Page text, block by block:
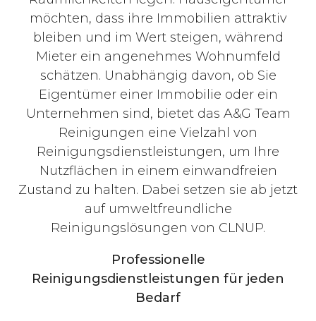
möchten, dass ihre Immobilien attraktiv
bleiben und im Wert steigen, während
Mieter ein angenehmes Wohnumfeld
schätzen. Unabhängig davon, ob Sie
Eigentümer einer Immobilie oder ein
Unternehmen sind, bietet das A&G Team
Reinigungen eine Vielzahl von
Reinigungsdienstleistungen, um Ihre
Nutzflächen in einem einwandfreien
Zustand zu halten. Dabei setzen sie ab jetzt
auf umweltfreundliche
Reinigungslösungen von CLNUP.
Professionelle
Reinigungsdienstleistungen für jeden
Bedarf